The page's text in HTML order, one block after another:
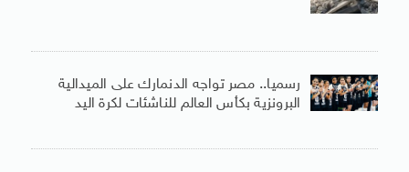
رسميا.. مصر تواجه الدنمارك على الميدالية
البرونزية بكأس العالم للناشئات لكرة اليد